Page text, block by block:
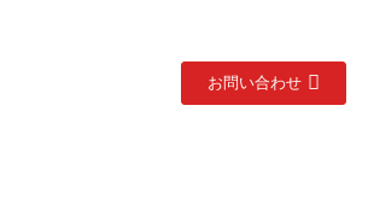
お問い合わせ